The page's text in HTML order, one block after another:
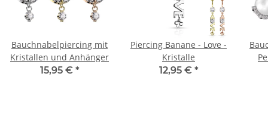
Bauchnabelpiercing mit
Kristallen und Anhänger
15,95 € *
Piercing Banane - Love -
Kristalle
12,95 € *